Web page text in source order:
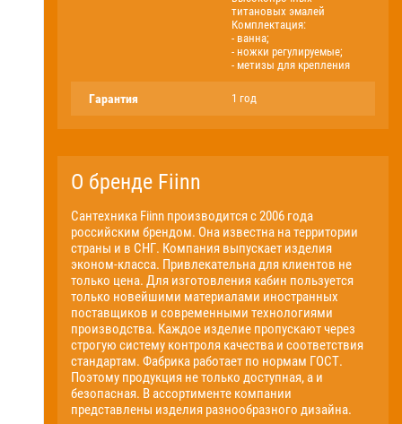
титановых эмалей
Комплектация:
- ванна;
- ножки регулируемые;
- метизы для крепления
Гарантия 1 год
О бренде Fiinn
Сантехника Fiinn производится с 2006 года
российским брендом. Она известна на территории
страны и в СНГ. Компания выпускает изделия
эконом-класса. Привлекательна для клиентов не
только цена. Для изготовления кабин пользуется
только новейшими материалами иностранных
поставщиков и современными технологиями
производства. Каждое изделие пропускают через
строгую систему контроля качества и соответствия
стандартам. Фабрика работает по нормам ГОСТ.
Поэтому продукция не только доступная, а и
безопасная. В ассортименте компании
представлены изделия разнообразного дизайна.